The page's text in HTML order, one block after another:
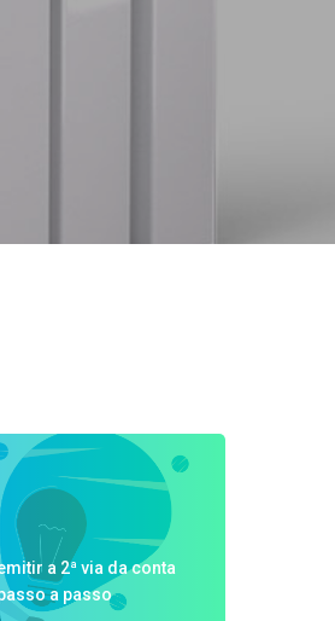
a 2ª via da conta
a passo